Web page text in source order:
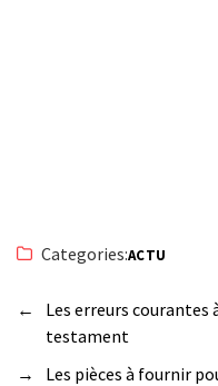
Categories:ACTU
←
Les erreurs courantes
testament
→
Les pièces à fournir